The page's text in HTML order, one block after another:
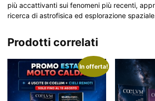
più accattivanti sui fenomeni più recenti,
ricerca di astrofisica ed esplorazione
Prodotti correlati
In offerta!